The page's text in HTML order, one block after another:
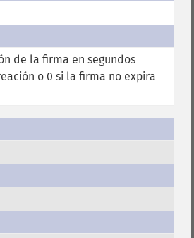
de la firma en segundos
o 0 si la firma no expira